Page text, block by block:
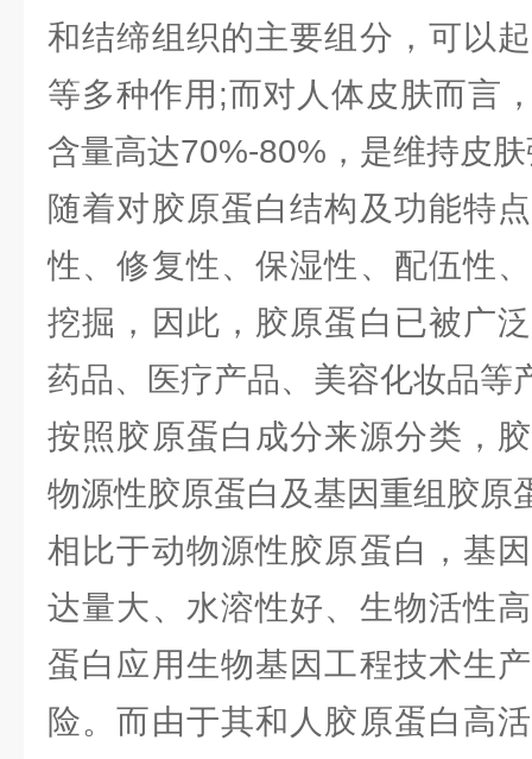
和结缔组织的主要组分，可以
等多种作用;而对人体皮肤而言
含量高达70%-80%，是维持皮
随着对胶原蛋白结构及功能特
性、修复性、保湿性、配伍性
挖掘，因此，胶原蛋白已被广
药品、医疗产品、美容化妆品等
按照胶原蛋白成分来源分类，
物源性胶原蛋白及基因重组胶原
相比于动物源性胶原蛋白，基
达量大、水溶性好、生物活性
蛋白应用生物基因工程技术生
险。而由于其和人胶原蛋白高